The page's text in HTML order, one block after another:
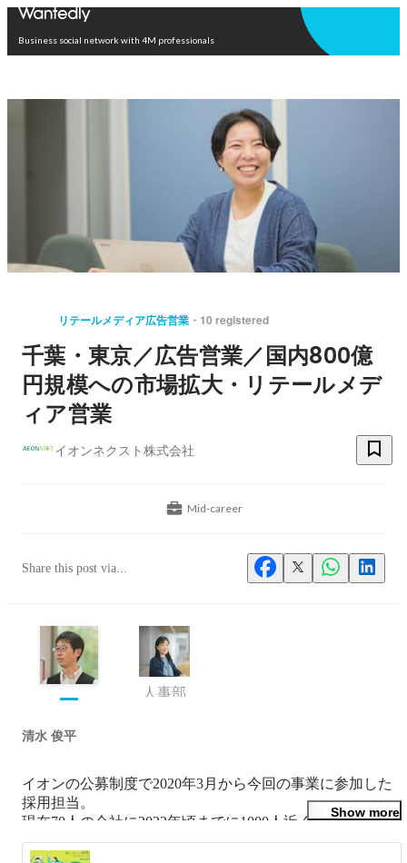
Business social network with 4M professionals
リテールメディア広告営業 10 registered
千葉・東京／広告営業／国内800億
円規模への市場拡大・リテールメデ
ィア営業
イオンネクスト株式会社
Mid-career
Share this post via...
人事部
清水 俊平
イオンの公募制度で2020年3月から今回の事業に参加した
採用担当。
現在70人の会社に2023年頃までに1000人近く採用を進める
のがお仕事です。
日本初の新規事業を一緒に楽しんで進めていけるメンバー
Show more